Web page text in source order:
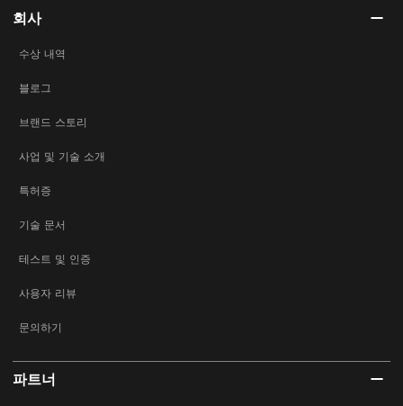
회사
수상 내역
블로그
브랜드 스토리
사업 및 기술 소개
특허증
기술 문서
테스트 및 인증
사용자 리뷰
문의하기
파트너